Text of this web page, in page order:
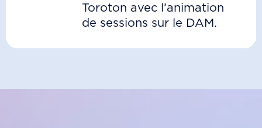
Toroton avec l’animation
de sessions sur le DAM.